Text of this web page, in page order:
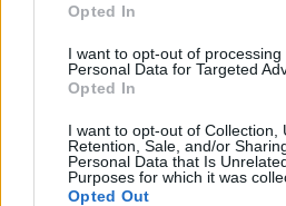
Opted In
I want to opt-out of processing
Personal Data for Targeted
Opted In
I want to opt-out of Collection,
Retention, Sale, and/or
Personal Data that Is
Purposes for which it was
Opted Out